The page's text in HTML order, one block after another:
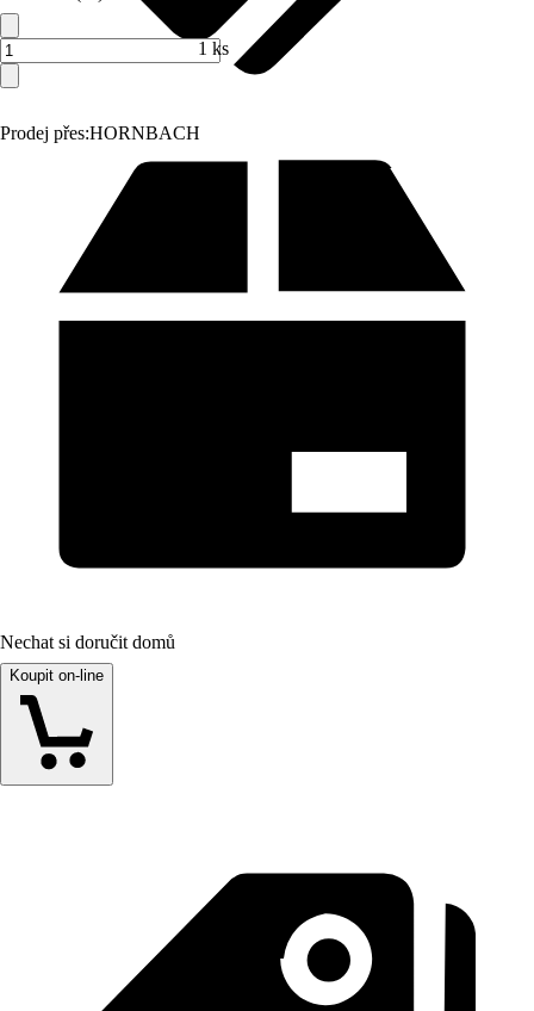
Prodej přes:HORNBACH
1 ks
Nechat si doručit domů
Koupit on-line